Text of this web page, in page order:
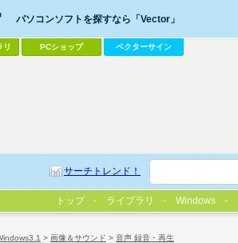
> 画像＆サウンド > 音声 録音・再生
パソコンソフトを探すなら「Vector」
リ PCショップ ベクターサイン
サーチトレンド！
トップ ライブラリ Windows